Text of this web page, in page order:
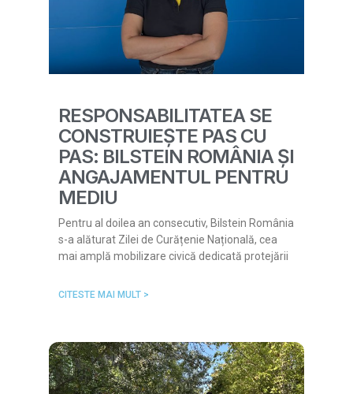
RESPONSABILITATEA SE
CONSTRUIEȘTE PAS CU
PAS: BILSTEIN ROMÂNIA ȘI
ANGAJAMENTUL PENTRU
MEDIU
Pentru al doilea an consecutiv, Bilstein România
s-a alăturat Zilei de Curățenie Națională, cea
mai amplă mobilizare civică dedicată protejării
CITESTE MAI MULT >